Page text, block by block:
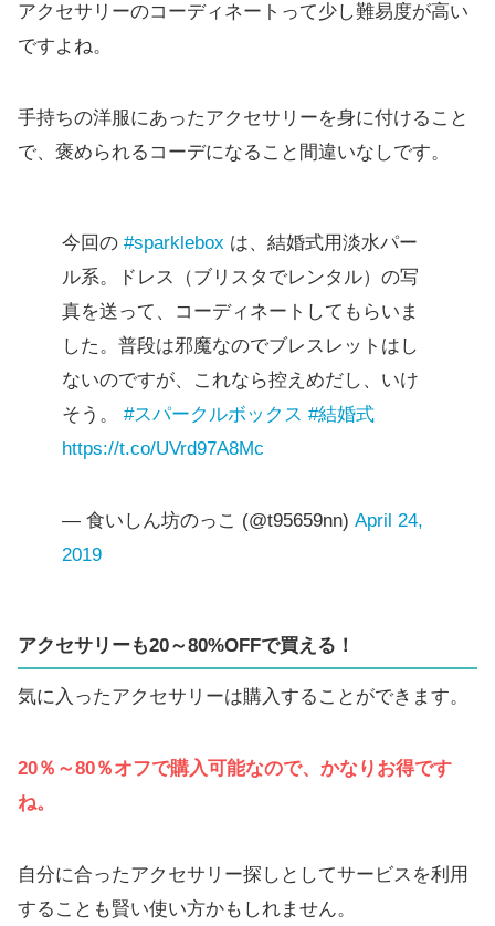
アクセサリーのコーディネートって少し難易度が高い
ですよね。
手持ちの洋服にあったアクセサリーを身に付けること
で、褒められるコーデになること間違いなしです。
今回の #sparklebox は、結婚式用淡水パー
ル系。ドレス（ブリスタでレンタル）の写
真を送って、コーディネートしてもらいま
した。普段は邪魔なのでブレスレットはし
ないのですが、これなら控えめだし、いけ
そう。 #スパークルボックス #結婚式
https://t.co/UVrd97A8Mc
— 食いしん坊のっこ (@t95659nn) April 24,
2019
アクセサリーも20～80%OFFで買える ！
気に入ったアクセサリーは購入することができます。
20％～80％オフで購入可能なので、かなりお得です
ね。
自分に合ったアクセサリー探しとしてサービスを利用
することも賢い使い方かもしれません。